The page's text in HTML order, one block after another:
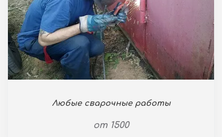
Любые сварочные работы
от 1500